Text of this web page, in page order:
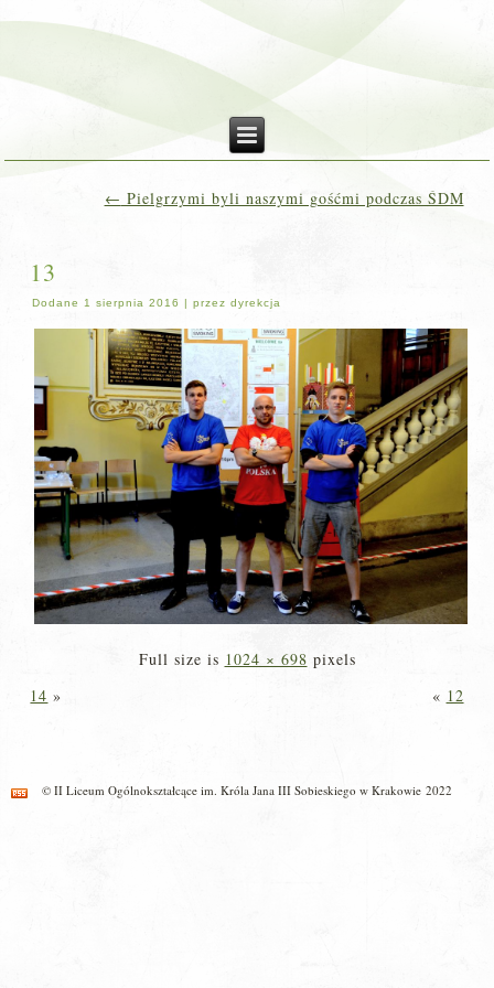
← Pielgrzymi byli naszymi gośćmi podczas ŚDM
13
Dodane 1 sierpnia 2016 |przez dyrekcja
Full size is 1024 × 698 pixels
14 » « 12
© II Liceum Ogólnokształcące im. Króla Jana III Sobieskiego w Krakowie 2022